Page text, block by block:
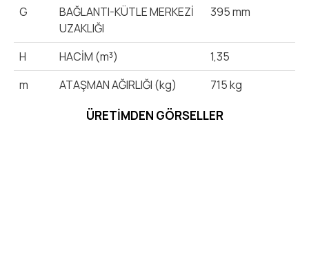
G
BAĞLANTI-KÜTLE MERKEZİ
UZAKLIĞI
395 mm
H HACİM (m³)
1,35
m
ATAŞMAN AĞIRLIĞI (kg) 715 kg
ÜRETIMDEN GÖRSELLER